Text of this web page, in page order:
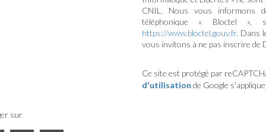
CNIL. Nous vous informons
téléphonique « Bloctel
https://www.bloctel.gouv.fr. Dans
vous invitons à ne pas inscrire de
Ce site est protégé par
d'utilisation de Google
sur